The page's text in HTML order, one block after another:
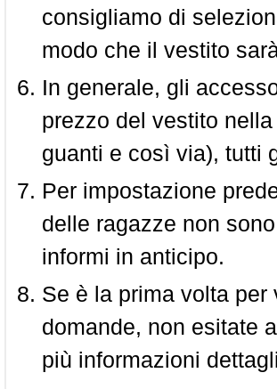
consigliamo di
modo che il vestito
In generale, gli
prezzo del vestito
guanti e così via), tutti
Per impostazione
delle ragazze non
informi in anticipo.
Se è la prima volta
domande, non esitate
più informazioni